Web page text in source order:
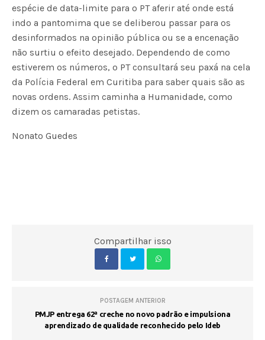
espécie de data-limite para o PT aferir até onde está
indo a pantomima que se deliberou passar para os
desinformados na opinião pública ou se a encenação
não surtiu o efeito desejado. Dependendo de como
estiverem os números, o PT consultará seu paxá na cela
da Polícia Federal em Curitiba para saber quais são as
novas ordens. Assim caminha a Humanidade, como
dizem os camaradas petistas.
Nonato Guedes
Compartilhar isso
POSTAGEM ANTERIOR
PMJP entrega 62ª creche no novo padrão e impulsiona
aprendizado de qualidade reconhecido pelo Ideb